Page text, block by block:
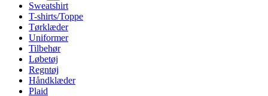
Sweatshirt
T-shirts/Toppe
Tørklæder
Uniformer
Tilbehør
Løbetøj
Regntøj
Håndklæder
Plaid